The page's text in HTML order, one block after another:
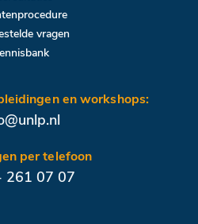
vragen
en workshops:
per telefoon
261 07 07